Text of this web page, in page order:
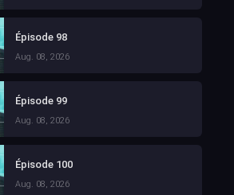
Épisode 98
Aug. 08, 2026
Épisode 99
Aug. 08, 2026
Épisode 100
Aug. 08, 2026